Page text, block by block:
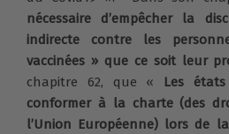
nécessaire d’empêcher la
indirecte contre les
vaccinées » que ce soit leur
chapitre 62, que « Les
conformer à la charte (des
l’Union Européenne) lors de